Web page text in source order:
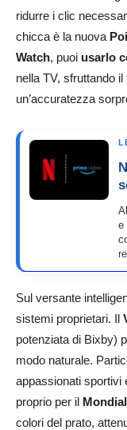
ridurre i clic
chicca è la nuova
Watch, puoi usarlo
nella TV, sfruttando il
un’accuratezza
e
Sul versante
sistemi proprietari. Il
potenziata di Bixby)
modo naturale.
appassionati sportivi
proprio per il
colori del prato,